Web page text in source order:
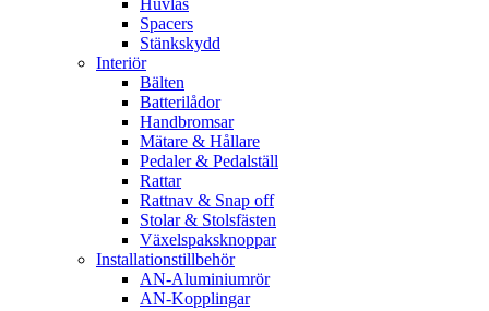
Huvlås
Spacers
Stänkskydd
Interiör
Bälten
Batterilådor
Handbromsar
Mätare & Hållare
Pedaler & Pedalställ
Rattar
Rattnav & Snap off
Stolar & Stolsfästen
Växelspaksknoppar
Installationstillbehör
AN-Aluminiumrör
AN-Kopplingar